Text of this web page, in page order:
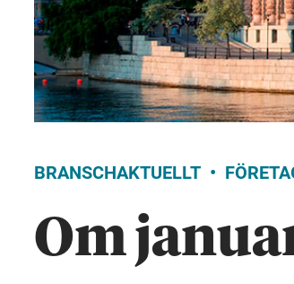
BRANSCHAKTUELLT
Om